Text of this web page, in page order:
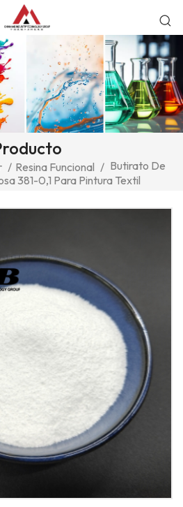
/ Resina Funcional / Butirato De
381-0,1 Para Pintura Textil